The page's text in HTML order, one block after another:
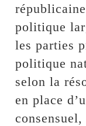
politique
les parties
politique
selon la
en place